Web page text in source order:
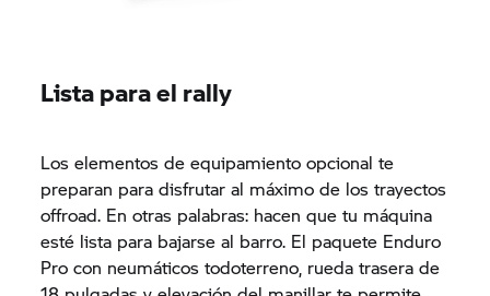
Lista para el rally
Los elementos de equipamiento opcional te
preparan para disfrutar al máximo de los trayectos
offroad. En otras palabras: hacen que tu máquina
esté lista para bajarse al barro. El paquete Enduro
Pro con neumáticos todoterreno, rueda trasera de